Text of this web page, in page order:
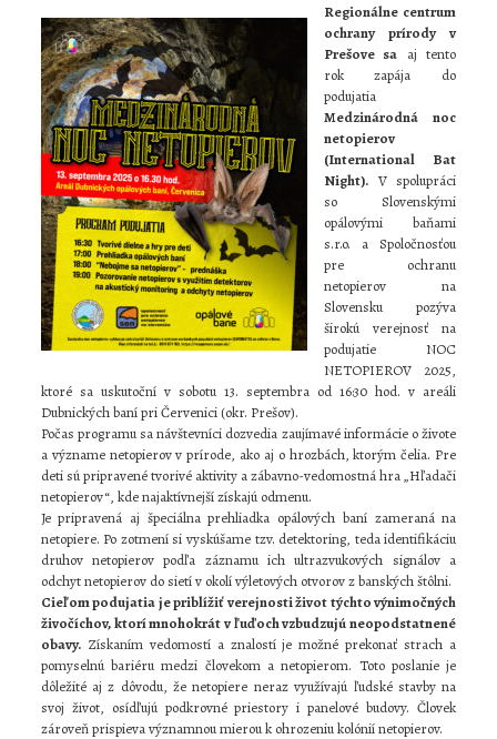
Regionálne centrum
ochrany prírody v
Prešove sa aj tento
rok zapája do
podujatia
Medzinárodná noc
netopierov
(International Bat
Night). V spolupráci
so Slovenskými
opálovými baňami
s.r.o. a Spoločnosťou
pre ochranu
netopierov na
Slovensku pozýva
širokú verejnosť na
podujatie NOC
NETOPIEROV 2025,
ktoré sa uskutoční v sobotu 13. septembra od 16:30 hod. v areáli
Dubnických baní pri Červenici (okr. Prešov).
Počas programu sa návštevníci dozvedia zaujímavé informácie o živote
a význame netopierov v prírode, ako aj o hrozbách, ktorým čelia. Pre
deti sú pripravené tvorivé aktivity a zábavno-vedomostná hra „Hľadači
netopierov“, kde najaktívnejší získajú odmenu.
Je pripravená aj špeciálna prehliadka opálových baní zameraná na
netopiere. Po zotmení si vyskúšame tzv. detektoring, teda identifikáciu
druhov netopierov podľa záznamu ich ultrazvukových signálov a
odchyt netopierov do sietí v okolí výletových otvorov z banských štôlni.
Cieľom podujatia je priblížiť verejnosti život týchto výnimočných
živočíchov, ktorí mnohokrát v ľuďoch vzbudzujú neopodstatnené
obavy. Získaním vedomostí a znalostí je možné prekonať strach a
pomyselnú bariéru medzi človekom a netopierom. Toto poslanie je
dôležité aj z dôvodu, že netopiere neraz využívajú ľudské stavby na
svoj život, osídľujú podkrovné priestory i panelové budovy. Človek
zároveň prispieva významnou mierou k ohrozeniu kolónií netopierov.